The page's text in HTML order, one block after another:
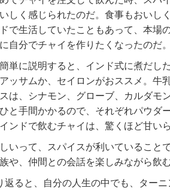
いしく感じられたのだ。食事もおい
で生活していたこともあって、本場
自分でチャイを作りたくなったのだ。
単に説明すると、インド式に煮だし
ッサムか、セイロンがおススメ。牛
は、シナモン、グローブ、カルダモ
と手間かかるので、それぞれパウダ
ンドで飲むチャイは、驚くほど甘い
いって、スパイスが利いていること
や、仲間との会話を楽しみながら飲
返ると、自分の人生の中でも、ター